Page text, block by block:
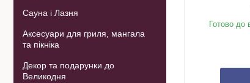
Готово до
Сауна і Лазня
Аксесуари для гриля, мангала
та пікніка
Декор та подарунки до
Великодня